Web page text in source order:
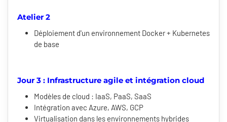
Atelier 2
Déploiement d'un environnement Docker + Kubernetes
de base
Jour 3 : Infrastructure agile et intégration cloud
Modèles de cloud : IaaS, PaaS, SaaS
Intégration avec Azure, AWS, GCP
Virtualisation dans les environnements hybrides